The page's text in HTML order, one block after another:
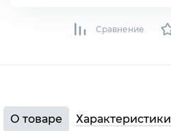
Сравнение
О товаре Характеристики